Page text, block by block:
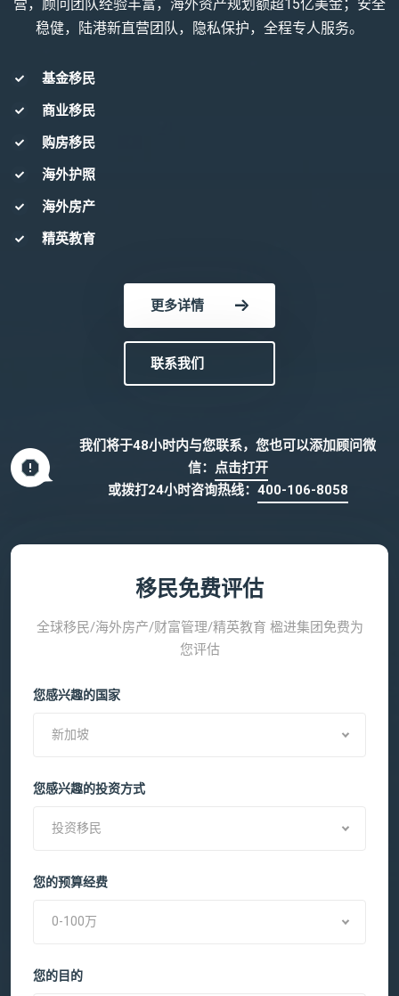
营，顾问团队经验丰富，海外资产规划额超15亿美金；安全
稳健，陆港新直营团队，隐私保护，全程专人服务。
基金移民
商业移民
购房移民
海外护照
海外房产
精英教育
更多详情
联系我们
我们将于48小时内与您联系，您也可以添加顾问微
信： 点击打开
或拨打24小时咨询热线： 400-106-8058
移民免费评估
全球移民/海外房产/财富管理/精英教育 楹进集团免费为
您评估
您感兴趣的国家
新加坡
您感兴趣的投资方式
投资移民
您的预算经费
0-100万
您的目的